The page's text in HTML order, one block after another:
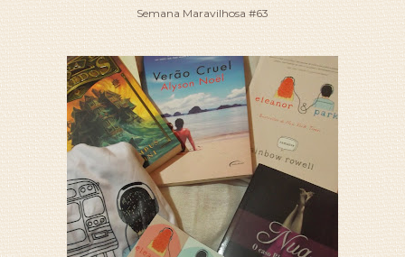
Semana Maravilhosa #63